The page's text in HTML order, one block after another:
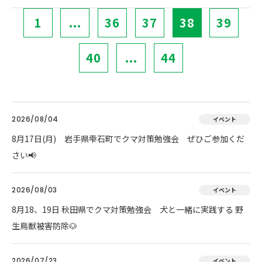
1 ... 36 37 38 39
40 ... 44
2026/08/04 イベント
8月17日(月) 岩手県雫石町でクマ対策勉強会 ぜひご参加くだ
さい📢
2026/08/03 イベント
8月18、19日 秋田県でクマ対策勉強会 犬と一緒に実践する 野
生鳥獣被害防除🐶